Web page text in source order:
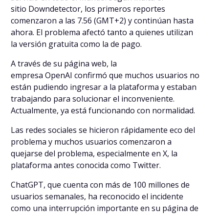
sitio Downdetector, los primeros reportes
comenzaron a las 7.56 (GMT+2) y continúan hasta
ahora. El problema afectó tanto a quienes utilizan
la versión gratuita como la de pago.
A través de su página web, la
empresa OpenAI confirmó que muchos usuarios no
están pudiendo ingresar a la plataforma y estaban
trabajando para solucionar el inconveniente.
Actualmente, ya está funcionando con normalidad.
Las redes sociales se hicieron rápidamente eco del
problema y muchos usuarios comenzaron a
quejarse del problema, especialmente en X, la
plataforma antes conocida como Twitter.
ChatGPT, que cuenta con más de 100 millones de
usuarios semanales, ha reconocido el incidente
como una interrupción importante en su página de